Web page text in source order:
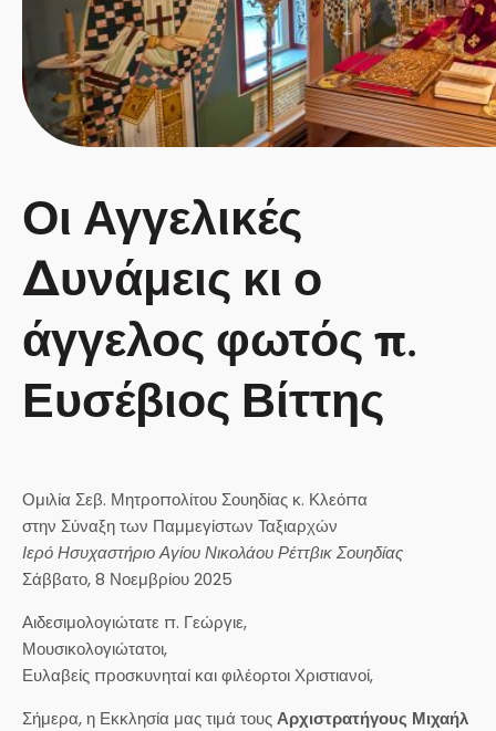
Οι Αγγελικές
Δυνάμεις κι ο
άγγελος φωτός π.
Ευσέβιος Βίττης
Ομιλία Σεβ. Μητροπολίτου Σουηδίας κ. Κλεόπα
στην Σύναξη των Παμμεγίστων Ταξιαρχών
Ιερό Ησυχαστήριο Αγίου Νικολάου Ρέττβικ Σουηδίας
Σάββατο, 8 Νοεμβρίου 2025
Αιδεσιμολογιώτατε π. Γεώργιε,
Μουσικολογιώτατοι,
Ευλαβείς προσκυνηταί και φιλέορτοι Χριστιανοί,
Σήμερα, η Εκκλησία μας τιμά τουςΑρχιστρατήγους Μιχαήλ